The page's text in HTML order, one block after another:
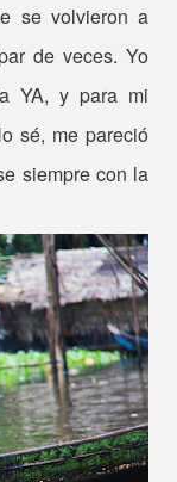
se volvieron a
de veces. Yo
YA, y para mi
sé, me pareció
siempre con la